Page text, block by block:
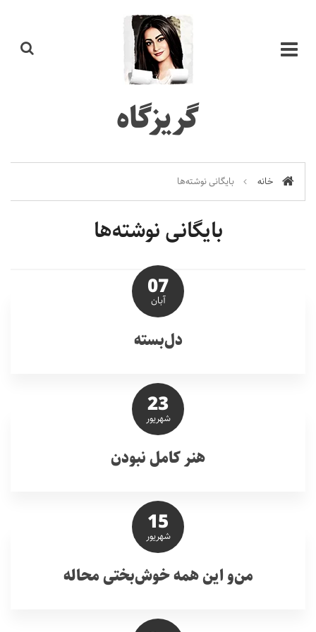
گریزگاه
خانه بایگانی نوشته‌ها
بایگانی نوشته‌ها
07
آبان
دل‌بسته
23
شهریور
هنر کامل نبودن
15
شهریور
من‌و این همه خوش‌بختی محاله